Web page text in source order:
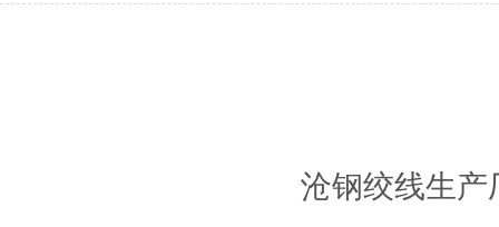
沧钢绞线生产